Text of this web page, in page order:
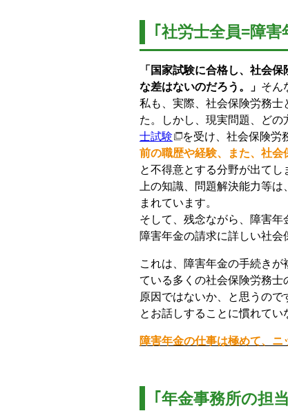
｢社労士全員=障
「国家試験に合格し、社会
な差はないのだろう。」 そん
私も、実際、社会保険労務士
た。しかし、現実問題、どの
士試験
を受け、社会保険労
前の職歴や経験、また、社
と不得意とする分野が出て
上の知識、問題解決能力等
まれています。
そして、残念ながら、障害年
障害年金の請求に詳しい社会
これは、障害年金の手続き
ている多くの社会保険労務
原因ではないか、と思うの
とお話しすることに慣れてい
障害年金の仕事は極めて、ニ
｢年金事務所の担